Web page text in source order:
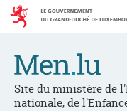
Aller
navigation
Aller
au
Site du ministère de
nationale, de